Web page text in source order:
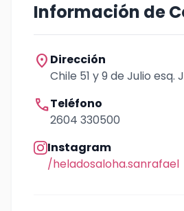
Información de
location_on Dirección
Chile 51 y 9 de Julio esq.
callTeléfono
2604 330500
Instagram
/heladosaloha.sanrafael